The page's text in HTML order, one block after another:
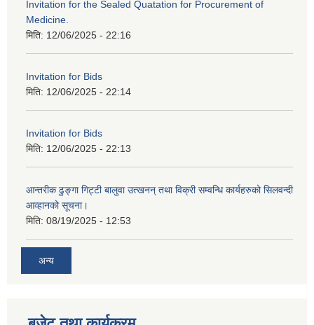
Invitation for the Sealed Quatation for Procurement of
Medicine.
मिति: 12/06/2025 - 22:16
Invitation for Bids
मिति: 12/06/2025 - 22:14
Invitation for Bids
मिति: 12/06/2025 - 22:13
आन्तरीक ढुङ्गा गिट्टी बालुवा उत्खनन् तथा विक्री सम्वन्धि कार्यहरुको सिलवन्दी
आव्हानको सूचना।
मिति: 08/19/2025 - 12:53
अन्य